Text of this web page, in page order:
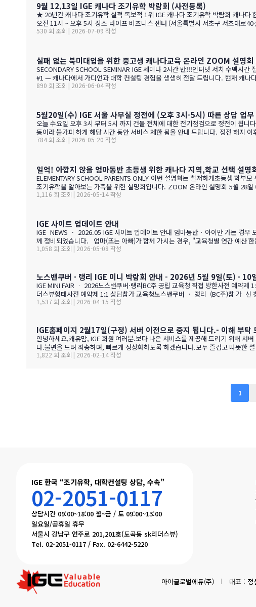
9월 12,13일 IGE 캐나다 조기유학 박람회 (사전등록)
★ 20년간 캐나다 조기유학 실적 독보적 1위 IGE 캐나다 조기유학 박람회 캐나다 현지 교육청 관계자가 직접 옵니다 2026. 9. 12 (토) ~ 9. 13 (일) 오전 11시 ~ 오후 5시 · 사전등록 필수 일시 2026년 9월 12일(토) ~ 13일(일) ·
오전 11시 ~ 오후 5시 장소 라이프 비즈니스 센터 (서울특별시 서초구 서초대로40길 49) 신청 사전등록 필수 — 아래 신청서에서 바로 신청하세요 사전등록 혜택 미리 신청하면 이런 혜택이 있습니다 혜택 1 신청비 전액 면제
530 회 조회 | 2026-07-09 작성
실패 없는 북미대입을 위한 중고생 캐나다교육 온라인 ZOOM 설명
SECONDARY SCHOOL SEMINAR IGE 세미나 2시간 반!!!인터넷 서치 수백시간 절약해 드려요. 캐나다 고졸을 목표로 조기유학을 가지는 않죠. 어떤 경우에도 중요한 것은 대학!!! 20년간 캐나다 조기유학
#1 — 캐나다에서 가디언과 대학 컨설팅 경험을 생생히 전달 드립니다. 현재 캐나다에 있는 중고생 학부모님(유학맘, 영주권, 시민권)들도 참가 가능합니다. 한국과 캐나다 부모님들의 궁금증과 고민을 같이
공유할 수 있습니다. …
890 회 조회 | 2026-06-04 작성
5월20일(수) IGE 서울 사무실 정전에 (오후 3시-5시) 따른 상담 업무
오늘 수요일 오후 3시 부터 5시 까지 건물 전체에 대한 전기점검으로 정전이 됩
동이라 불가피 하게 해당 시간 동안 서비스 제한 됨을 안내 드립니다. 정전 해지
784 회 조회 | 2026-05-20 작성
일억! 아깝지 않을 엄마동반 초등생 위한 캐나다 지역,학교 선택 설
ELEMENTARY SCHOOL PARENTS ONLY 이번 설명회는 철저하게초등생 학부모 위주로만 진행합니다. 캐나다에 휴직으로 일년만 가야 하는 가족, 초등생 영어교육 · 북미체험 · 가족 휴식을 위해 캐나다
1,116 회 조회 | 2026-05-14 작성
IGE 사이트 업데이트 안내
IGE NEWS · 2026.05 IGE 사이트 업데이트 안내 엄마동반 · 아이만 가는 경우 모두 정비, 그리고 페이지별 짧은 가이드 iglobaleducation.org 가 새로 업데이트되었습니다. 이번에는 "엄마동반"과 "아이만 가는 경우" 함
께 정비되었습니다. 엄마(또는 아빠)가 함께 가시는 경우, "교육청별 연간 예산 한눈에 보기" 가 새로 들어갔습니다. 학비 + 2베드 기준 렌트비 + 자녀 한 명 기준 생활비를 모두 합친 1년 예산을 교육청별로 비교해 보실 수 있
1,058 회 조회 | 2026-05-08 작성
노스밴쿠버 · 랭리 IGE 미니 박람회 안내 - 2026년 5월 9일(토) · 10
IGE MINI FAIR · 2026노스밴쿠버·랭리BC주 공립 교육청 직접 방한사전 예약
더스뷰형태사전 예약제 1:1 상담참가 교육청노스밴쿠버 · 랭리 (BC주)참 가 신
4 밴쿠버 다운타운에서 Lions Gate Bridge를 건너면 20분 내로 도착하는 근교 주
1,537 회 조회 | 2026-04-15 작성
IGE홈페이지 2월17일(구정) 서버 이전으로 중지 됩니다.- 이해 부탁
안녕하세요,캐유맘, IGE 회원 여러분.보다 나은 서비스를 제공해 드리기 위해
다.불편을 드려 죄송하며, 빠르게 정상화하도록 하겠습니다.모두 즐겁고 따뜻한
1,822 회 조회 | 2026-02-14 작성
1
IGE 한국 “조기유학, 대학컨설팅 상담, 수속”
02-2051-0117
상담시간 09:00~18:00 월~금 / 토 09:00~13:00
일요일/공휴일 휴무
서울시 강남구 언주로 201,201호(도곡동 sk리더스뷰)
Tel. 02-2051-0117 / Fax. 02-6442-5220
아이글로벌에듀(주) 대표 : 정